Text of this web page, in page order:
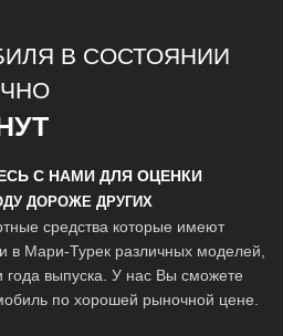
В СОСТОЯНИИ
С НАМИ ДЛЯ ОЦЕНКИ
ДОРОЖЕ ДРУГИХ
средства которые имеют
в Мари-Турек различных моделей,
года выпуска. У нас Вы сможете
по хорошей рыночной цене.